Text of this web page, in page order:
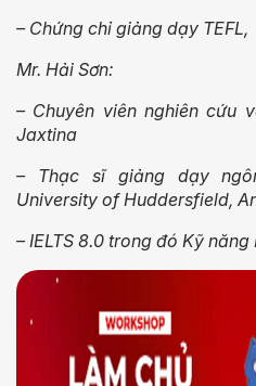
– Chứng chỉ giảng dạy TEFL,
Mr. Hải Sơn:
– Chuyên viên nghiên cứu
Jaxtina
– Thạc sĩ giảng dạy
University of Huddersfield,
– IELTS 8.0 trong đó Kỹ